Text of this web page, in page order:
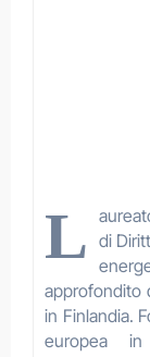
L di
approfondito
in Finlandia.
europea